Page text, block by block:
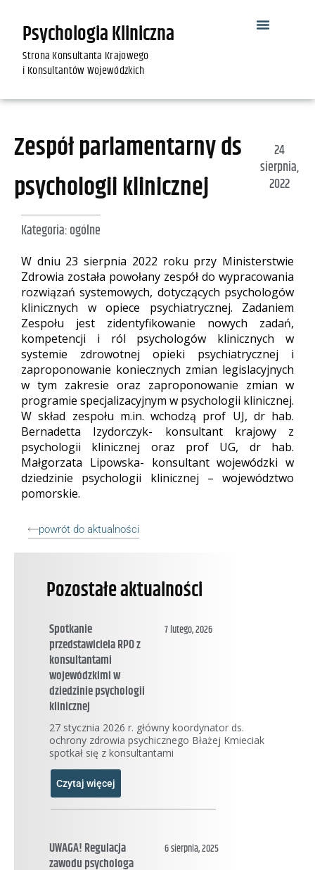
Psychologia Kliniczna
Strona Konsultanta Krajowego
i Konsultantów Wojewódzkich
Pozostałe aktualności
Spotkanie
przedstawiciela RPO z
konsultantami
wojewódzkimi w
dziedzinie psychologii
klinicznej
7 lutego, 2026
27 stycznia 2026 r. główny koordynator ds.
ochrony zdrowia psychicznego Błażej Kmieciak
spotkał się z konsultantami
Czytaj więcej
UWAGA! Regulacja
zawodu psychologa
6 sierpnia, 2025
Zespół parlamentarny ds
psychologii klinicznej
24
sierpnia,
2022
Kategoria:ogólne
W dniu 23 sierpnia 2022 roku przy Ministerstwie
Zdrowia została powołany zespół do wypracowania
rozwiązań systemowych, dotyczących psychologów
klinicznych w opiece psychiatrycznej. Zadaniem
Zespołu jest zidentyfikowanie nowych zadań,
kompetencji i ról psychologów klinicznych w
systemie zdrowotnej opieki psychiatrycznej i
zaproponowanie koniecznych zmian legislacyjnych
w tym zakresie oraz zaproponowanie zmian w
programie specjalizacyjnym w psychologii klinicznej.
W skład zespołu m.in. wchodzą prof UJ, dr hab.
Bernadetta Izydorczyk- konsultant krajowy z
psychologii klinicznej oraz prof UG, dr hab.
Małgorzata Lipowska- konsultant wojewódzki w
dziedzinie psychologii klinicznej – województwo
pomorskie.
powrót do aktualności